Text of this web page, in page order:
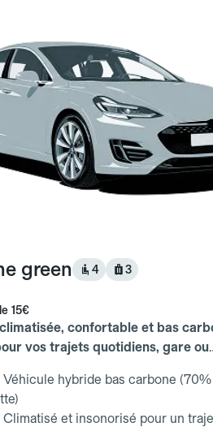
green 4 3
15€
confortable et bas
vos trajets quotidiens, gare ou
Véhicule hybride bas carbone
Climatisé et insonorisé pour un